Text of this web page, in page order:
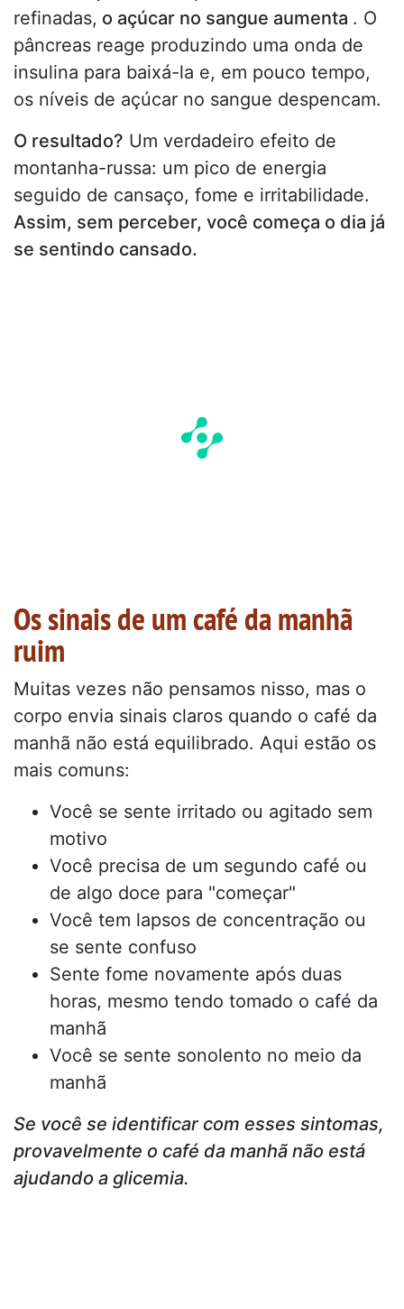
refinadas, o açúcar no sangue aumenta . O
pâncreas reage produzindo uma onda de
insulina para baixá-la e, em pouco tempo,
os níveis de açúcar no sangue despencam.
O resultado? Um verdadeiro efeito de
montanha-russa: um pico de energia
seguido de cansaço, fome e irritabilidade.
Assim, sem perceber, você começa o dia já
se sentindo cansado.
Os sinais de um café da manhã
ruim
Muitas vezes não pensamos nisso, mas o
corpo envia sinais claros quando o café da
manhã não está equilibrado. Aqui estão os
mais comuns:
Você se sente irritado ou agitado sem
motivo
Você precisa de um segundo café ou
de algo doce para "começar"
Você tem lapsos de concentração ou
se sente confuso
Sente fome novamente após duas
horas, mesmo tendo tomado o café da
manhã
Você se sente sonolento no meio da
manhã
Se você se identificar com esses sintomas,
provavelmente o café da manhã não está
ajudando a glicemia.